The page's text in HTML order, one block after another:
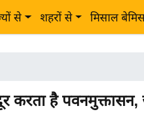
से शहरों से मिसाल
करता है पवनमुक्तासन,